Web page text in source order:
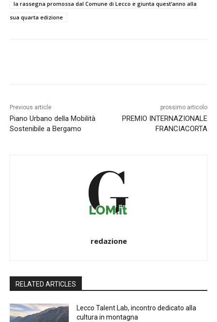
la rassegna promossa dal Comune di Lecco e giunta quest’anno alla
sua quarta edizione
Previous article
Piano Urbano della Mobilità
Sostenibile a Bergamo
prossimo articolo
PREMIO INTERNAZIONALE
FRANCIACORTA
redazione
RELATED ARTICLES
Lecco Talent Lab, incontro dedicato alla
cultura in montagna